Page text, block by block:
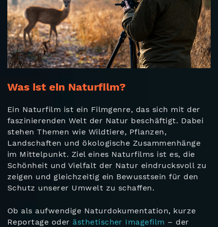
Was ist ein Naturfilm?
Ein Naturfilm ist ein Filmgenre, das sich mit der
faszinierenden Welt der Natur beschäftigt. Dabei
stehen Themen wie Wildtiere, Pflanzen,
Landschaften und ökologische Zusammenhänge
im Mittelpunkt. Ziel eines Naturfilms ist es, die
Schönheit und Vielfalt der Natur eindrucksvoll zu
zeigen und gleichzeitig ein Bewusstsein für den
Schutz unserer Umwelt zu schaffen.
Ob als aufwendige Naturdokumentation, kurze
Reportage oder ästhetischer Imagefilm – der